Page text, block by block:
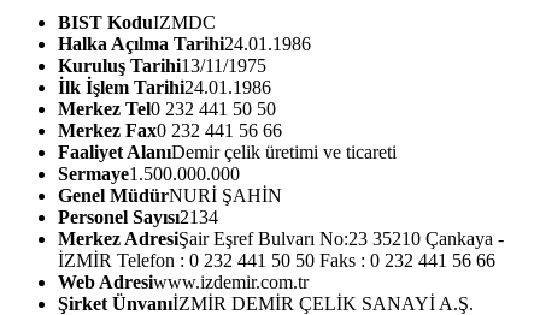
BIST KoduIZMDC
Halka Açılma Tarihi24.01.1986
Kuruluş Tarihi13/11/1975
İlk İşlem Tarihi24.01.1986
Merkez Tel0 232 441 50 50
Merkez Fax0 232 441 56 66
Faaliyet AlanıDemir çelik üretimi ve ticareti
Sermaye1.500.000.000
Genel MüdürNURİ ŞAHİN
Personel Sayısı2134
Merkez AdresiŞair Eşref Bulvarı No:23 35210 Çankaya -
İZMİR Telefon : 0 232 441 50 50 Faks : 0 232 441 56 66
Web Adresiwww.izdemir.com.tr
Şirket ÜnvanıİZMİR DEMİR ÇELİK SANAYİ A.Ş.